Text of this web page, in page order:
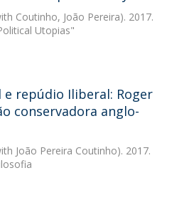
Coutinho, João Pereira). 2017.
Utopias"
e repúdio Iliberal: Roger
conservadora anglo-
João Pereira Coutinho). 2017.